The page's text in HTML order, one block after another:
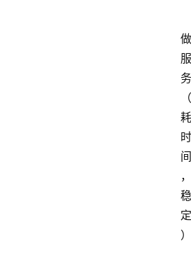
做
服
务
（
耗
时
间
，
稳
定
）